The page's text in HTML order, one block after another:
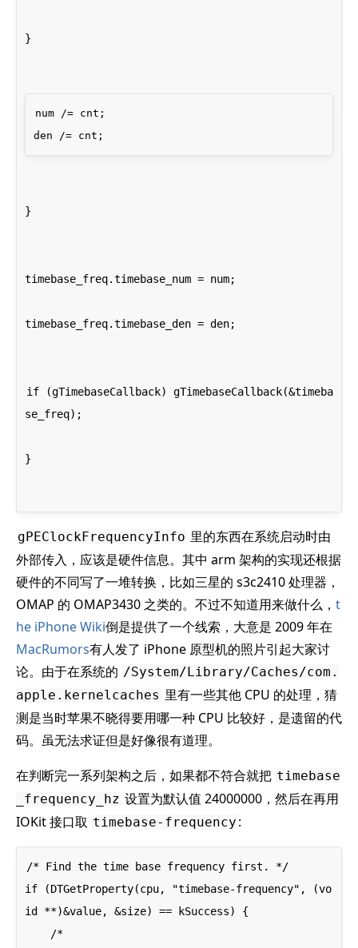
}
num /= cnt;
}
timebase_freq.timebase_num = num;
timebase_freq.timebase_den = den;
if (gTimebaseCallback) gTimebaseCallback(&timeba
se_freq);
}
gPEClockFrequencyInfo 里的东西在系统启动时由
外部传入，应该是硬件信息。其中 arm 架构的实现还根据
硬件的不同写了一堆转换，比如三星的 s3c2410 处理器，
OMAP 的 OMAP3430 之类的。不过不知道用来做什么， t
he iPhone Wiki倒是提供了一个线索，大意是 2009 年在
MacRumors有人发了 iPhone 原型机的照片引起大家讨
论。由于在系统的 /System/Library/Caches/com.
apple.kernelcaches 里有一些其他 CPU 的处理，猜
测是当时苹果不晓得要用哪一种 CPU 比较好，是遗留的代
码。虽无法求证但是好像很有道理。
在判断完一系列架构之后，如果都不符合就把 timebase
_frequency_hz 设置为默认值 24000000，然后在再用
IOKit 接口取 timebase-frequency :
/* Find the time base frequency first. */
if (DTGetProperty(cpu, "timebase-frequency", (vo
id **)&value, &size) == kSuccess) {